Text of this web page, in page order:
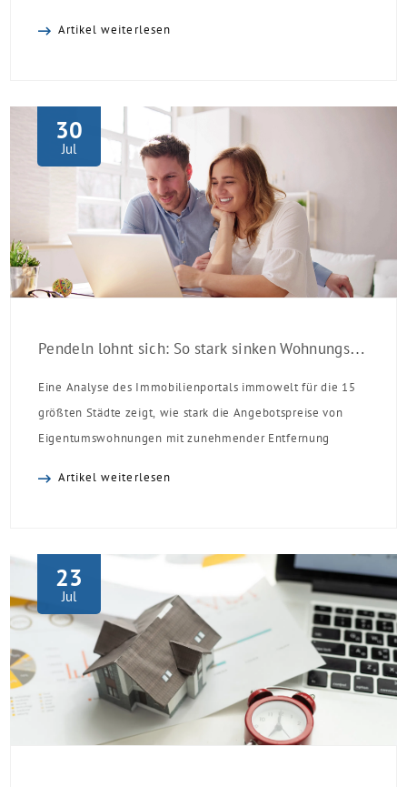
Einzelmaßnahmen […]
Artikel weiterlesen
30
Jul
Pendeln lohnt sich: So stark sinken Wohnungspreise im Umland
Eine Analyse des Immobilienportals immowelt für die 15
größten Städte zeigt, wie stark die Angebotspreise von
Eigentumswohnungen mit zunehmender Entfernung
Artikel weiterlesen
23
Jul